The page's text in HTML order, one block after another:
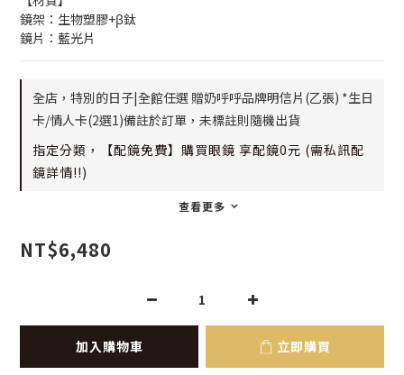
鏡架：生物塑膠+β鈦
鏡片：藍光片
全店，特別的日子|全館任選 贈奶呼呼品牌明信片(乙張) *生日
卡/情人卡(2選1)備註於訂單，未標註則隨機出貨
指定分類，【配鏡免費】購買眼鏡 享配鏡0元 (需私訊配
鏡詳情!!)
查看更多
NT$6,480
加入購物車 立即購買